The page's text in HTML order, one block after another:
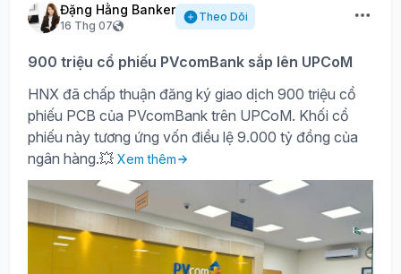
Đặng Hằng Banker
16 Thg 07
Theo Dõi
900 triệu cổ phiếu PVcomBank sắp lên UPCoM
HNX đã chấp thuận đăng ký giao dịch 900 triệu cổ
phiếu PCB của PVcomBank trên UPCoM. Khối cổ
phiếu này tương ứng vốn điều lệ 9.000 tỷ đồng của
ngân hàng.💥 Xem thêm